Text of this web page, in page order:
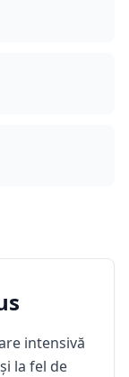
intensivă
la fel de